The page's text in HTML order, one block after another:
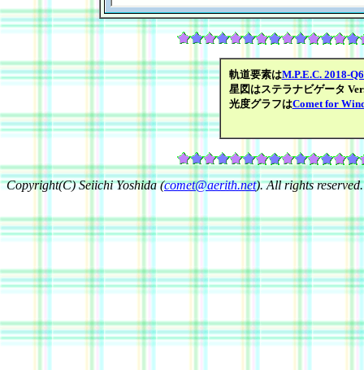
軌道要素はM.P.E.C. 2018-
星図はステラナビゲータ
光度グラフはComet for
Copyright(C) Seiichi Yoshida (comet@aerith.net). All rights reserved.